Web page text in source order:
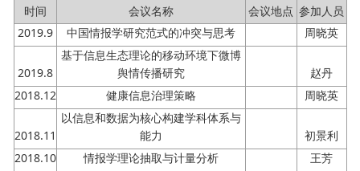
时间 会议名称 会议地点 参加人员
2019.9
中国情报学研究范式的冲突与思考 周晓英
2019.8
基于信息生态理论的移动环境下微博
舆情传播研究
赵丹
2018.12
健康信息治理策略 周晓英
2018.11
以信息和数据为核心构建学科体系与
能力
初景利
2018.10
情报学理论抽取与计量分析
王芳